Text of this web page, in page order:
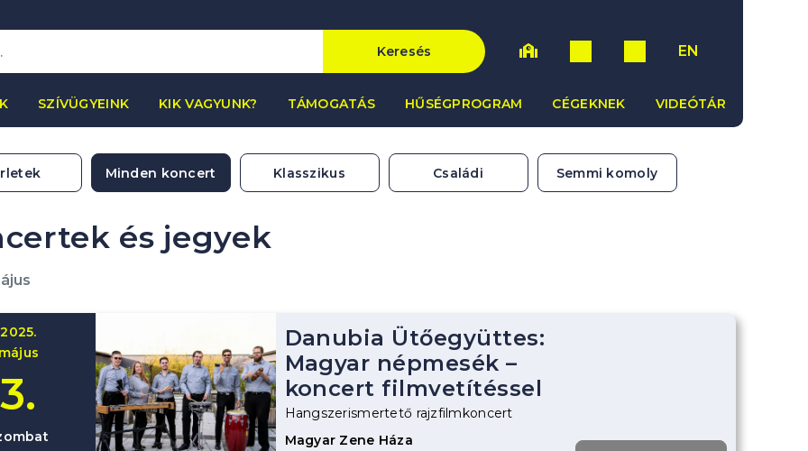
Keresés EN
SZÍVÜGYEINK KIK VAGYUNK? TÁMOGATÁS HŰSÉGPROGRAM CÉGEKNEK VIDEÓTÁR
Minden koncert Klasszikus Családi Semmi komoly
és jegyek
2025.
3.
Danubia Ütőegyüttes:
Magyar népmesék –
koncert filmvetítéssel
Hangszerismertető rajzfilmkoncert
Magyar Zene Háza